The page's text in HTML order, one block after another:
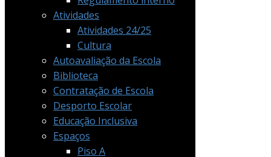
Atividades
Atividades 24/25
Cultura
Autoavaliação da Escola
Biblioteca
Contratação de Escola
Desporto Escolar
Educação Inclusiva
Espaços
Piso A